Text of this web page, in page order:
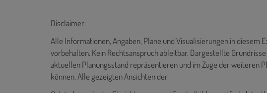
Disclaimer:
Alle Informationen, Angaben, Pläne und Visualisierungen in diesem
vorbehalten. Kein Rechtsanspruch ableitbar. Dargestellte
aktuellen Planungsstand repräsentieren und im Zuge der weiteren
können. Alle gezeigten Ansichten der